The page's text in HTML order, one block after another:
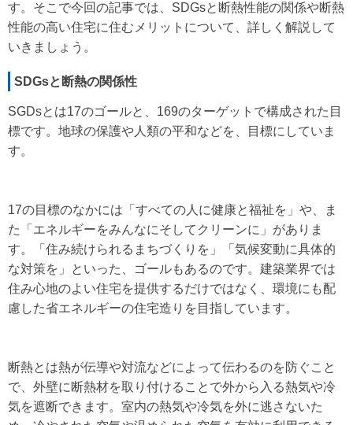
す。そこで今回の記事では、SDGsと断熱性能の関係や断熱
性能の高い住宅に住むメリットについて、詳しく解説して
いきましょう。
SDGsと断熱の関係性
SGDsとは17のゴールと、169のターゲットで構成された目
標です。地球の保護や人類の平和などを、目標にしていま
す。
17の目標のなかには「すべての人に健康と福祉を」や、ま
た「エネルギーをみんなにそしてクリーンに」がありま
す。「住み続けられるまちづくりを」「気候変動に具体的
な対策を」といった、ゴールもあるのです。建築業界では
住み心地のよい住宅を提供するだけではなく、環境にも配
慮した省エネルギーの住宅造りを目指しています。
断熱とは熱が伝導や対流などによって伝わるのを防ぐこと
で、外壁に断熱材を取り付けることで外から入る熱気や冷
気を遮断できます。室内の熱気や冷気を外に逃さないた